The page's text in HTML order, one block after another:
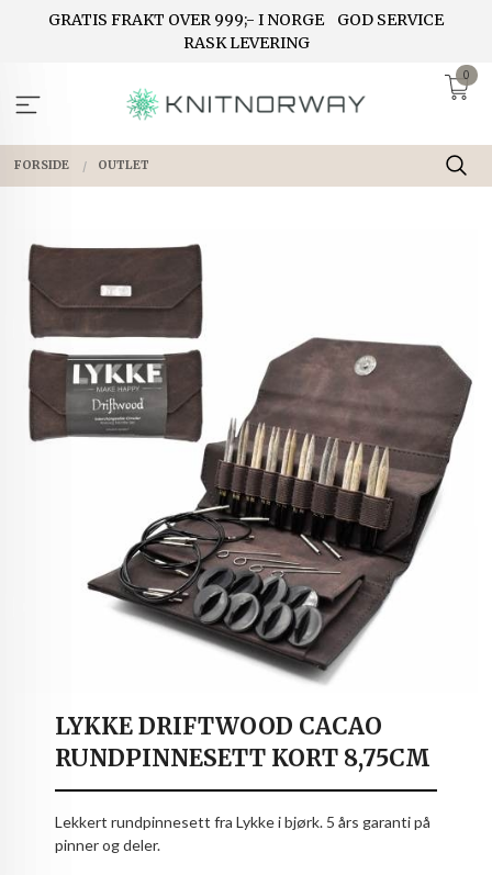
GRATIS FRAKT OVER 999;- I NORGE
GOD SERVICE
RASK LEVERING
0
FORSIDE OUTLET
LYKKE DRIFTWOOD CACAO
RUNDPINNESETT KORT 8,75CM
Lekkert rundpinnesett fra Lykke i bjørk. 5 års garanti på
pinner og deler.